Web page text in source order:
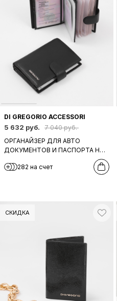
DI GREGORIO ACCESSORI
5 632 руб.
7 040 руб.
ОРГАНАЙЗЕР ДЛЯ АВТО
ДОКУМЕНТОВ И ПАСПОРТА НА
ЧЁРНОМ ЦВЕТЕ
282 на счет
СКИДКА